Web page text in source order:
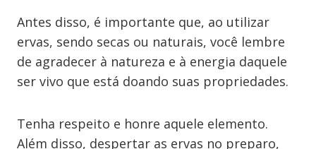
Antes disso, é importante que, ao utilizar
ervas, sendo secas ou naturais, você lembre
de agradecer à natureza e à energia daquele
ser vivo que está doando suas propriedades.
Tenha respeito e honre aquele elemento.
Além disso, despertar as ervas no preparo,